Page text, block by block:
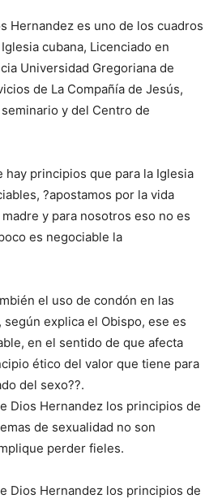
Hernandez es uno de los cuadros
cubana, Licenciado en
Universidad Gregoriana de
de La Compañía de Jesús,
y del Centro de
hay principios que para la Iglesia
?apostamos por la vida
y para nosotros eso no es
es negociable la
el uso de condón en las
explica el Obispo, ese es
en el sentido de que afecta
ético del valor que tiene para
del sexo??.
Dios Hernandez los principios de
de sexualidad no son
perder fieles.
Dios Hernandez los principios de